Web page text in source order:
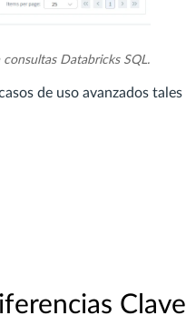
Databricks SQL.
de uso avanzados tales
Clave